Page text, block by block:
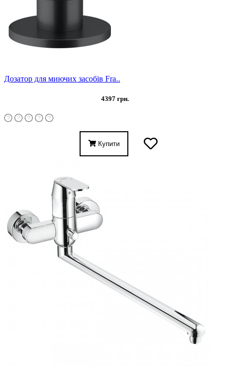
Дозатор для миючих засобів Fra..
4397 грн.
Купити